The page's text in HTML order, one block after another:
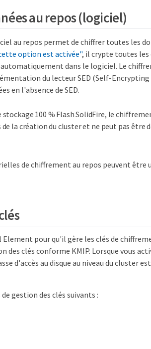
au repos (logiciel)
au repos permet de chiffrer toutes les
option est activée", il crypte toutes les
dans le logiciel. Le
du lecteur SED (Self-
en l'absence de SED.
stockage 100 % Flash SolidFire, le
la création du cluster et ne peut pas être
de chiffrement au repos peuvent être
pour qu'il gère les clés de
des clés conforme KMIP. Lorsque vous
d'accès au disque au niveau du cluster
gestion des clés suivants :